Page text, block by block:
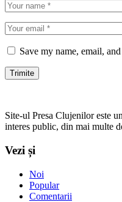
Save my name, email,
Site-ul Presa Clujenilor este
interes public, din mai multe
Vezi și
Noi
Popular
Comentarii